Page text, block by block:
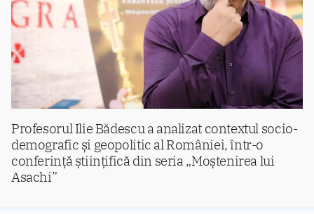
Profesorul Ilie Bădescu a analizat contextul socio-
demografic și geopolitic al României, într-o
conferință științifică din seria „Moștenirea lui
Asachi”